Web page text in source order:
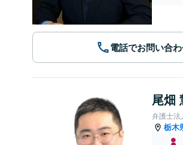
電話でお問い合
尾畑
弁護士法
栃木